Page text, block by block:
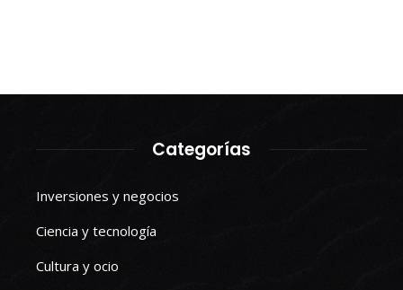
Categorías
Inversiones y negocios
Ciencia y tecnología
Cultura y ocio